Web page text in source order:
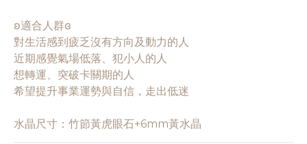
ʚ適合人群ɞ
對生活感到疲乏沒有方向及動力的人
近期感覺氣場低落、犯小人的人
想轉運、突破卡關期的人
希望提升事業運勢與自信，走出低迷
水晶尺寸：竹節黃虎眼石+6mm黃水晶